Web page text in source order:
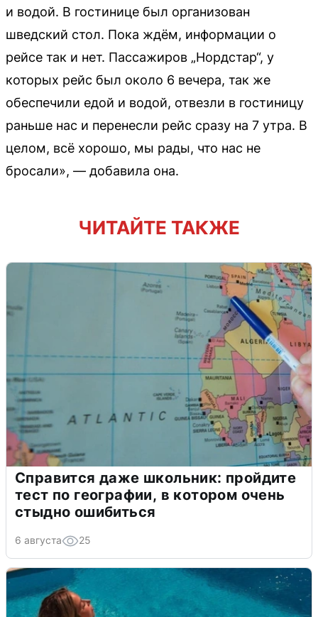
и водой. В гостинице был организован
шведский стол. Пока ждём, информации о
рейсе так и нет. Пассажиров „Нордстар“, у
которых рейс был около 6 вечера, так же
обеспечили едой и водой, отвезли в гостиницу
раньше нас и перенесли рейс сразу на 7 утра. В
целом, всё хорошо, мы рады, что нас не
бросали», — добавила она.
ЧИТАЙТЕ ТАКЖЕ
Справится даже школьник: пройдите
тест по географии, в котором очень
стыдно ошибиться
6 августа 25